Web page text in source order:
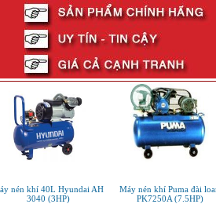
nén khí 40L Hyundai AH
3040 (3HP)
Máy nén khí Puma đài loan
PK7250A (7.5HP)